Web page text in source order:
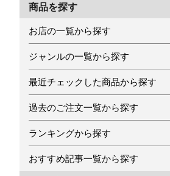
商品を探す
お店の一覧から探す
ジャンルの一覧から探す
最近チェックした商品から探す
過去のご注文一覧から探す
ランキングから探す
おすすめ記事一覧から探す